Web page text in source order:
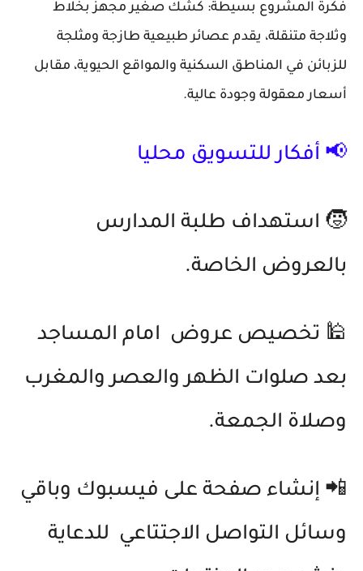
فكرة المشروع بسيطة: كشك صغير مجهز بخلاط
وثلاجة متنقلة، يقدم عصائر طبيعية طازجة ومثلجة
للزبائن في المناطق السكنية والمواقع الحيوية، مقابل
أسعار معقولة وجودة عالية.
📢 أفكار للتسويق محليا
🧒 استهداف طلبة المدارس
بالعروض الخاصة.
🕌 تخصيص عروض امام المساجد
بعد صلوات الظهر والعصر والمغرب
وصلاة الجمعة.
📲 إنشاء صفحة على فيسبوك وباقي
وسائل التواصل الاجتتاعي للدعاية